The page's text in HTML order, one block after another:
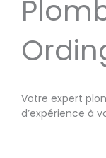
Votre expert
d’expérience à